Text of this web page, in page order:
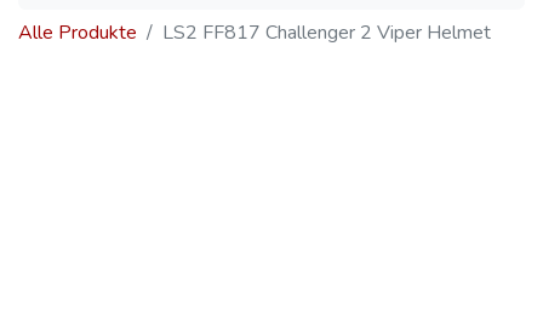
Alle Produkte LS2 FF817 Challenger 2 Viper Helmet